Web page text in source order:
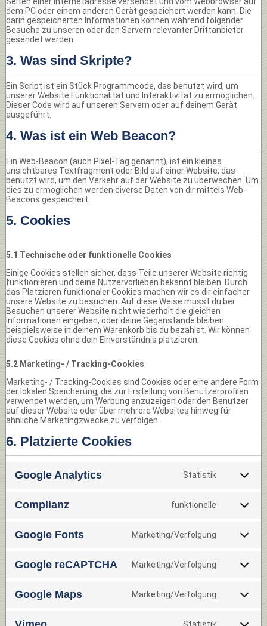
dem PC oder einem anderen Gerät gespeichert werden kann. Die
darin gespeicherten Informationen können während folgender
Besuche zu unseren oder den Servern relevanter Drittanbieter
gesendet werden.
3. Was sind Skripte?
Ein Script ist ein Stück Programmcode, das benutzt wird, um
unserer Website Funktionalität und Interaktivität zu ermöglichen.
Dieser Code wird auf unseren Servern oder auf deinem Gerät
ausgeführt.
4. Was ist ein Web Beacon?
Ein Web-Beacon (auch Pixel-Tag genannt), ist ein kleines
unsichtbares Textfragment oder Bild auf einer Website, das
benutzt wird, um den Verkehr auf der Website zu überwachen. Um
dies zu ermöglichen werden diverse Daten von dir mittels Web-
Beacons gespeichert.
5. Cookies
5.1 Technische oder funktionelle Cookies
Einige Cookies stellen sicher, dass Teile unserer Website richtig
funktionieren und deine Nutzervorlieben bekannt bleiben. Durch
das Platzieren funktionaler Cookies machen wir es dir einfacher
unsere Website zu besuchen. Auf diese Weise musst du bei
Besuchen unserer Website nicht wiederholt die gleichen
Informationen eingeben, oder deine Gegenstände bleiben
beispielsweise in deinem Warenkorb bis du bezahlst. Wir können
diese Cookies ohne dein Einverständnis platzieren.
5.2 Marketing- / Tracking-Cookies
Marketing- / Tracking-Cookies sind Cookies oder eine andere Form
der lokalen Speicherung, die zur Erstellung von Benutzerprofilen
verwendet werden, um Werbung anzuzeigen oder den Benutzer
auf dieser Website oder über mehrere Websites hinweg für
ähnliche Marketingzwecke zu verfolgen.
6. Platzierte Cookies
Google Analytics Statistik
Complianz funktionelle
Google Fonts Marketing/Verfolgung
Google reCAPTCHA Marketing/Verfolgung
Google Maps Marketing/Verfolgung